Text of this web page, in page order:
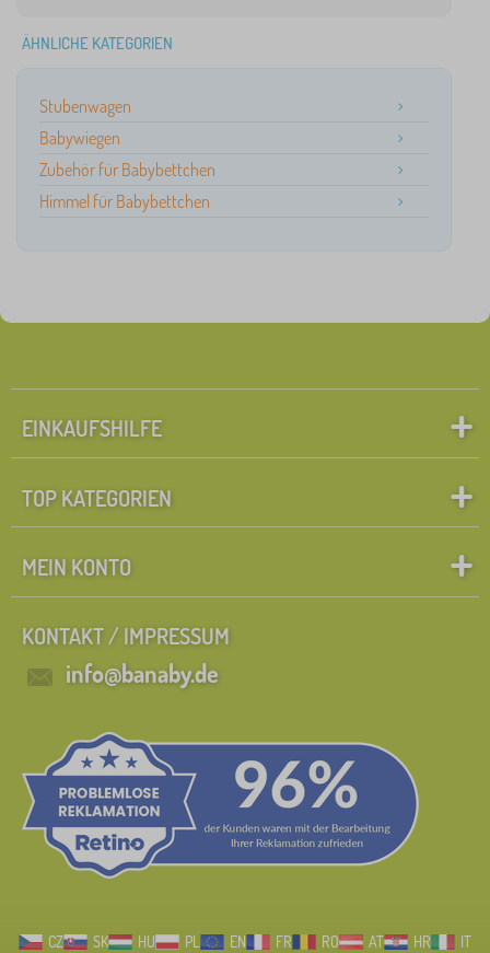
ÄHNLICHE KATEGORIEN
Stubenwagen
Babywiegen
Zubehör für Babybettchen
Himmel für Babybettchen
EINKAUFSHILFE
TOP KATEGORIEN
MEIN KONTO
KONTAKT / IMPRESSUM
info@banaby.de
CZ SK HU PL EN FR RO AT HR IT